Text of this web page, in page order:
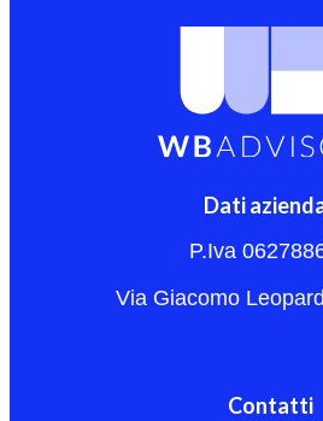
Dati
P.Iva
Via Giacomo
Contatti